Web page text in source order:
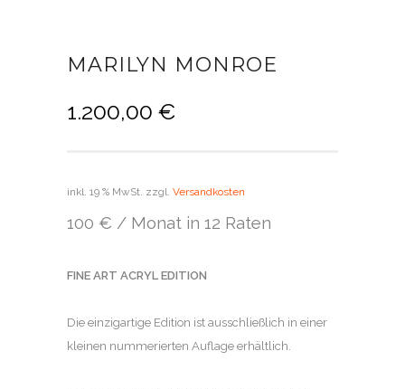
MARILYN MONROE
1.200,00 €
inkl. 19 % MwSt. zzgl. Versandkosten
100 € / Monat in 12 Raten
FINE ART ACRYL EDITION
Die einzigartige Edition ist ausschließlich in einer
kleinen nummerierten Auflage erhältlich.